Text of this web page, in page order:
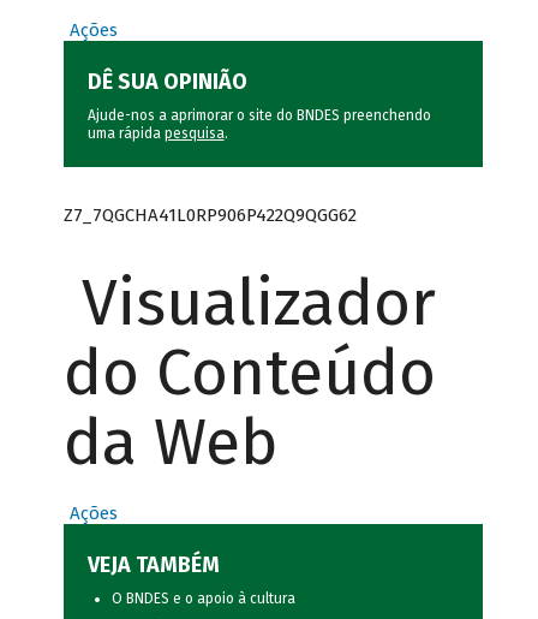
Ações
DÊ SUA OPINIÃO
Ajude-nos a aprimorar o site do BNDES preenchendo
uma rápida pesquisa.
Z7_7QGCHA41L0RP906P422Q9QGG62
Visualizador
do Conteúdo
da Web
Ações
VEJA TAMBÉM
O BNDES e o apoio à cultura